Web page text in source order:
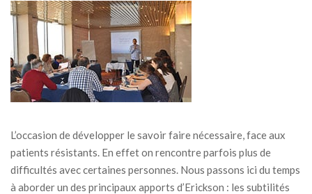
L’occasion de développer le savoir faire nécessaire, face aux
patients résistants. En effet on rencontre parfois plus de
difficultés avec certaines personnes. Nous passons ici du temps
à aborder un des principaux apports d’Erickson : les subtilités